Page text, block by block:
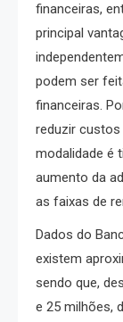
financeiras,
principal
podem ser
financeiras.
reduzir
modalidade é
aumento da
as faixas de
Dados do
existem
sendo que,
e 25 milhões,